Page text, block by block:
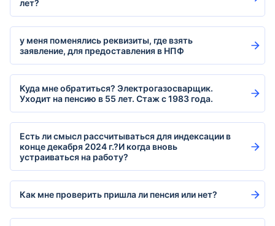
лет?
у меня поменялись реквизиты, где взять
заявление, для предоставления в НПФ
Куда мне обратиться? Электрогазосварщик.
Уходит на пенсию в 55 лет. Стаж с 1983 года.
Есть ли смысл рассчитываться для индексации в
конце декабря 2024 г.?И когда вновь
устраиваться на работу?
Как мне проверить пришла ли пенсия или нет?